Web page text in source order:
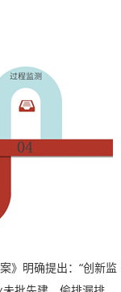
》明确提出：“创新监